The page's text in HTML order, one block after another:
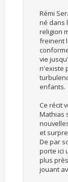
Rémi
né dans
religion
freinent
vie
n'existe
enfants.
Ce récit
Mathias
et
De par
porte ici
plus
jouant